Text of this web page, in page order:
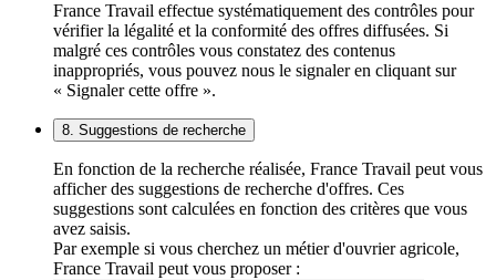
France Travail effectue systématiquement des contrôles pour
vérifier la légalité et la conformité des offres diffusées. Si
malgré ces contrôles vous constatez des contenus
inappropriés, vous pouvez nous le signaler en cliquant sur
« Signaler cette offre ».
8. Suggestions de recherche
En fonction de la recherche réalisée, France Travail peut vous
afficher des suggestions de recherche d'offres. Ces
suggestions sont calculées en fonction des critères que vous
avez saisis.
Par exemple si vous cherchez un métier d'ouvrier agricole,
France Travail peut vous proposer :